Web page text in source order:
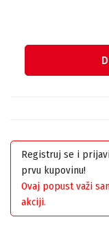
Registruj se i prijavi
prvu kupovinu!
Ovaj popust važi
akciji.